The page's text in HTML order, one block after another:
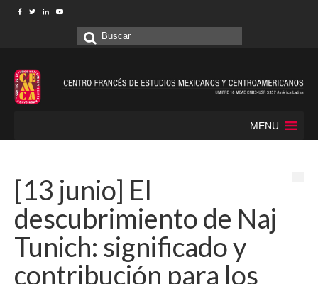
Buscar
MENU
[13 junio] El
descubrimiento de Naj
Tunich: significado y
contribución para los